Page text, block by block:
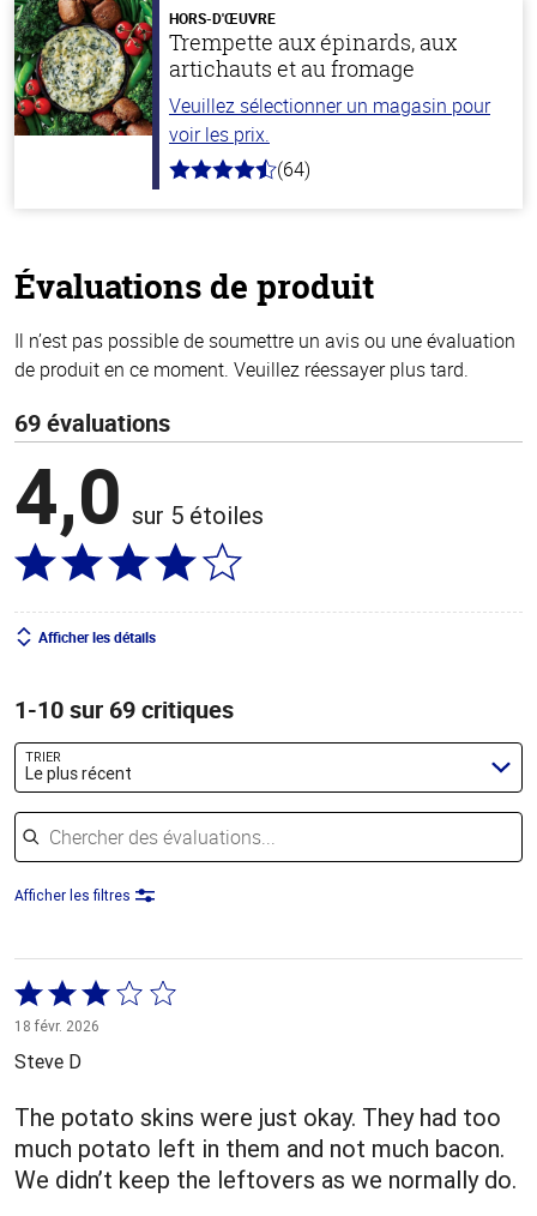
stars
HORS-D'ŒUVRE
Trempette aux épinards, aux
artichauts et au fromage
Veuillez sélectionner un magasin pour
voir les prix.
4.4
(64)
Évaluations de produit
Il n’est pas possible de soumettre un avis ou une évaluation
de produit en ce moment. Veuillez réessayer plus tard.
69 évaluations
4,0 sur 5 étoiles
Afficher les détails
1-10 sur 69 critiques
TRIER
Le plus récent
Chercher des évaluations
Afficher les filtres
Coté
3 sur
5
18 févr. 2026
Steve D
The potato skins were just okay. They had too
much potato left in them and not much bacon.
We didn’t keep the leftovers as we normally do.